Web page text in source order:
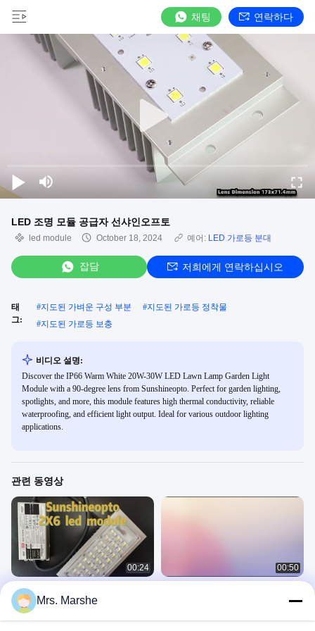
채팅 연락하다
LED 조명 모듈 공급자 선샤인오프토
led module October 18, 2024 예어: LED 가로등 분대
잡담 저희에게 연락하십시오
태
그:
#지도된 가벼운 구성 부분 #지도된 가로등 정착물
#지도된 가로등 보충
비디오 설명:
Discover the IP66 Warm White 20W-30W LED Lawn Lamp Garden Light
Module with a 90-degree lens from Sunshineopto. Perfect for garden lighting,
spotlights, and more, this module features high thermal conductivity, reliable
waterproofing, and efficient light output. Ideal for various outdoor lighting
applications.
관련 동영상
00:24
173mm 렌즈 20W 25W 30W 12Leds
SMD5050 LED 라이트 모듈
Led Module
00:50
리트로피트 키트 100W SMD3030 어
Mrs. Marshe